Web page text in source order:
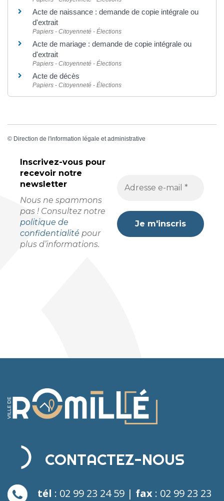
Acte de naissance : demande de copie intégrale ou
d'extrait
Papiers - Citoyenneté - Élections
Acte de mariage : demande de copie intégrale ou
d'extrait
Papiers - Citoyenneté - Élections
Acte de décès
Papiers - Citoyenneté - Élections
© Direction de l'information légale et administrative
Inscrivez-vous pour
recevoir notre
newsletter
Nous ne spammons
pas ! Consultez notre
politique de
confidentialité pour
plus d’informations.
CONTACTEZ-NOUS
tél : 02 99 23 24 59 | fax : 02 99 23 23